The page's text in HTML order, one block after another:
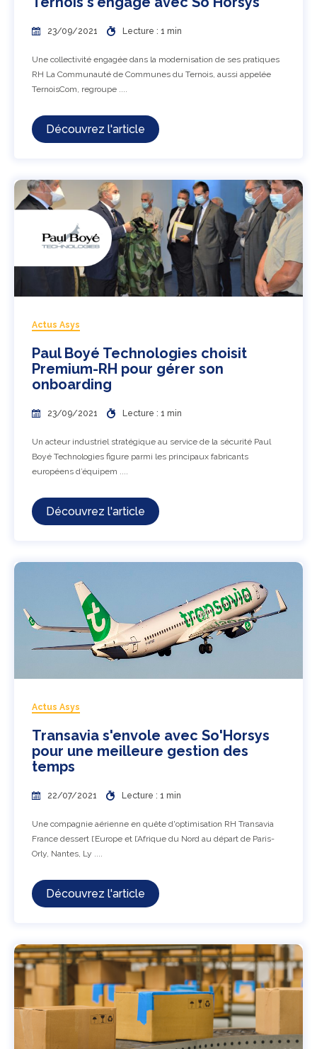
23/09/2021 Lecture : 1 min
Une collectivité engagée dans la modernisation de ses pratiques
RH La Communauté de Communes du Ternois, aussi appelée
TernoisCom, regroupe ....
Découvrez l'article
Actus Asys
Paul Boyé Technologies choisit
Premium-RH pour gérer son
onboarding
23/09/2021 Lecture : 1 min
Un acteur industriel stratégique au service de la sécurité Paul
Boyé Technologies figure parmi les principaux fabricants
européens d’équipem ....
Découvrez l'article
Actus Asys
Transavia s'envole avec So'Horsys
pour une meilleure gestion des
temps
22/07/2021 Lecture : 1 min
Une compagnie aérienne en quête d'optimisation RH Transavia
France dessert l’Europe et l’Afrique du Nord au départ de Paris-
Orly, Nantes, Ly ....
Découvrez l'article